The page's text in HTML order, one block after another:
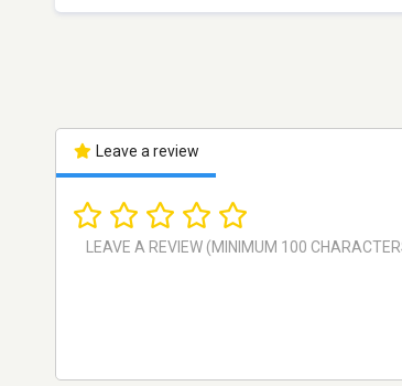
Leave a review